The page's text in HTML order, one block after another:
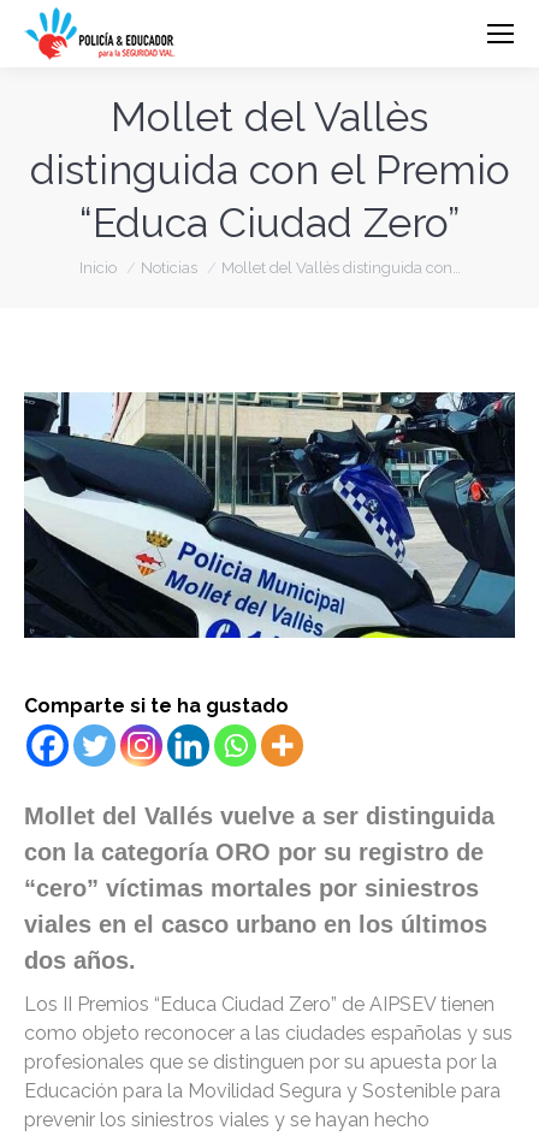
Mollet del Vallès
distinguida con el Premio
“Educa Ciudad Zero”
Estás aquí:
Inicio Noticias Mollet del Vallès distinguida con…
Comparte si te ha gustado
Mollet del Vallés vuelve a ser distinguida
con la categoría ORO por su registro de
“cero” víctimas mortales por siniestros
viales en el casco urbano en los últimos
dos años.
Los II Premios “Educa Ciudad Zero” de AIPSEV tienen
como objeto reconocer a las ciudades españolas y sus
profesionales que se distinguen por su apuesta por la
Educación para la Movilidad Segura y Sostenible para
prevenir los siniestros viales y se hayan hecho